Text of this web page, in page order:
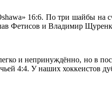
16:6. По три шайбы
Фетисов и Владимир
и непринуждённо, но в
4:4. У наших хоккеистов